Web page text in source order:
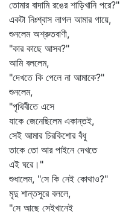
তোমার বাদামি রঙের শাড়িখানি পরে?"
একটা নিঃশ্বাস লাগল আমার গায়ে,
শুনলেম অশ্রুতবাণী,
"কার কাছে আসব?"
আমি বললেম,
"দেখতে কি পেলে না আমাকে?"
শুনলেম,
"পৃথিবীতে এসে
যাকে জেনেছিলেম একান্তই,
সেই আমার চিরকিশোর বঁধু
তাকে তো আর পাইনে দেখতে
এই ঘরে।"
শুধালেম, "সে কি নেই কোথাও?"
মৃদু শান্তসুরে বললে,
"সে আছে সেইখানেই